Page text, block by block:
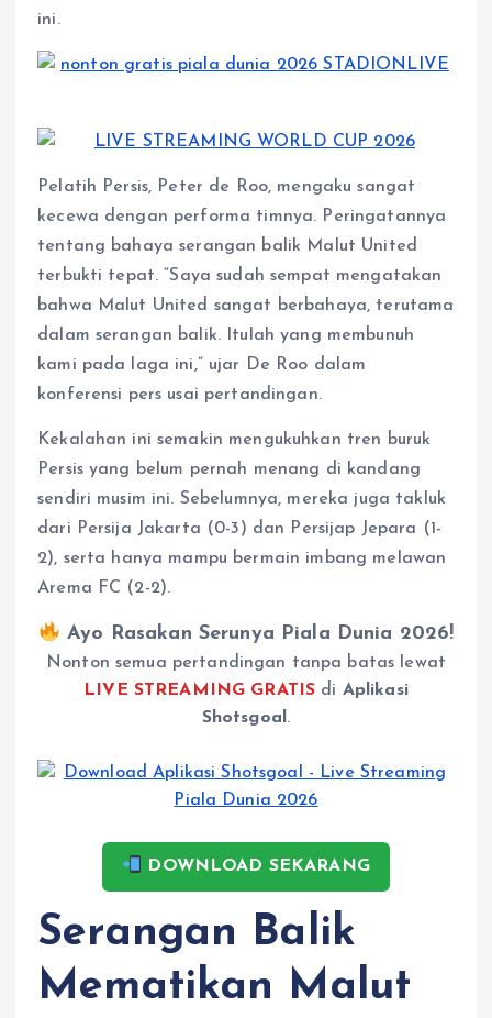
ini.
Pelatih Persis, Peter de Roo, mengaku sangat
kecewa dengan performa timnya. Peringatannya
tentang bahaya serangan balik Malut United
terbukti tepat. “Saya sudah sempat mengatakan
bahwa Malut United sangat berbahaya, terutama
dalam serangan balik. Itulah yang membunuh
kami pada laga ini,” ujar De Roo dalam
konferensi pers usai pertandingan.
Kekalahan ini semakin mengukuhkan tren buruk
Persis yang belum pernah menang di kandang
sendiri musim ini. Sebelumnya, mereka juga takluk
dari Persija Jakarta (0-3) dan Persijap Jepara (1-
2), serta hanya mampu bermain imbang melawan
Arema FC (2-2).
Ayo Rasakan Serunya Piala Dunia 2026!
Nonton semua pertandingan tanpa batas lewat
LIVE STREAMING GRATIS di Aplikasi
Shotsgoal .
DOWNLOAD SEKARANG
Serangan Balik
Mematikan Malut